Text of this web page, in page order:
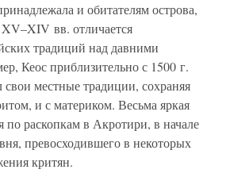
и обитателям острова,
XV–XIV вв. отличается
традиций над давними
Кеос приблизительно с 1500 г.
свои местные традиции, сохраняя
и с материком. Весьма яркая
по раскопкам в Акротири, в начале
превосходившего в некоторых
критян.